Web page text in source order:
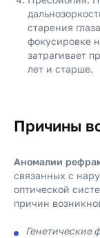
старения
фокусировке
затрагивает
лет и старше.
Причины
Аномалии
связанных с
оптической
причин
Генетические